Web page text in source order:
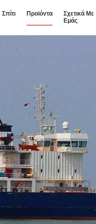
Σπίτι Προϊόντα
Σχετικά Με
Εμάς